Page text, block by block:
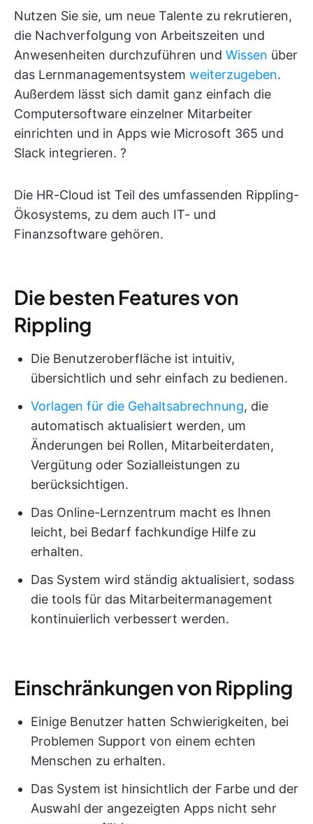
Nutzen Sie sie, um neue Talente zu rekrutieren,
die Nachverfolgung von Arbeitszeiten und
Anwesenheiten durchzuführen und Wissen über
das Lernmanagementsystem weiterzugeben.
Außerdem lässt sich damit ganz einfach die
Computersoftware einzelner Mitarbeiter
einrichten und in Apps wie Microsoft 365 und
Slack integrieren. ?
Die HR-Cloud ist Teil des umfassenden Rippling-
Ökosystems, zu dem auch IT- und
Finanzsoftware gehören.
Die besten Features von
Rippling
Die Benutzeroberfläche ist intuitiv,
übersichtlich und sehr einfach zu bedienen.
Vorlagen für die Gehaltsabrechnung, die
automatisch aktualisiert werden, um
Änderungen bei Rollen, Mitarbeiterdaten,
Vergütung oder Sozialleistungen zu
berücksichtigen.
Das Online-Lernzentrum macht es Ihnen
leicht, bei Bedarf fachkundige Hilfe zu
erhalten.
Das System wird ständig aktualisiert, sodass
die tools für das Mitarbeitermanagement
kontinuierlich verbessert werden.
Einschränkungen von Rippling
Einige Benutzer hatten Schwierigkeiten, bei
Problemen Support von einem echten
Menschen zu erhalten.
Das System ist hinsichtlich der Farbe und der
Auswahl der angezeigten Apps nicht sehr